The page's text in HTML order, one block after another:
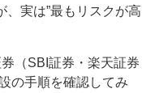
実は”最もリスクが高
（SBI証券・楽天証券
の手順を確認してみ